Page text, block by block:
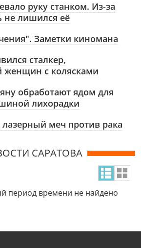
руку станком. Из-за
не лишился её
Заметки киномана
сталкер,
женщин с колясками
обработают ядом для
лихорадки
лазерный меч против рака
САРАТОВА
период времени не найдено